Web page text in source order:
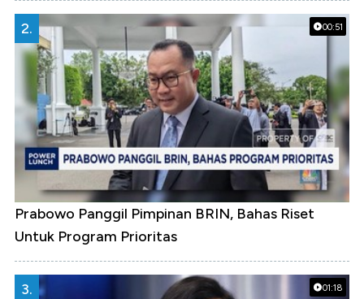
00:51
2.
Prabowo Panggil Pimpinan BRIN, Bahas Riset
Untuk Program Prioritas
01:18
3.